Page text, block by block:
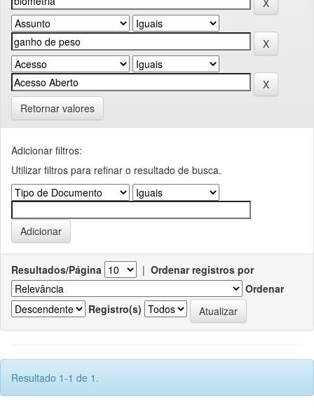
Retornar valores
Adicionar filtros:
Utilizar filtros para refinar o resultado de busca.
Resultados/Página | Ordenar registros por
Ordenar
Registro(s)
Resultado 1-1 de 1.